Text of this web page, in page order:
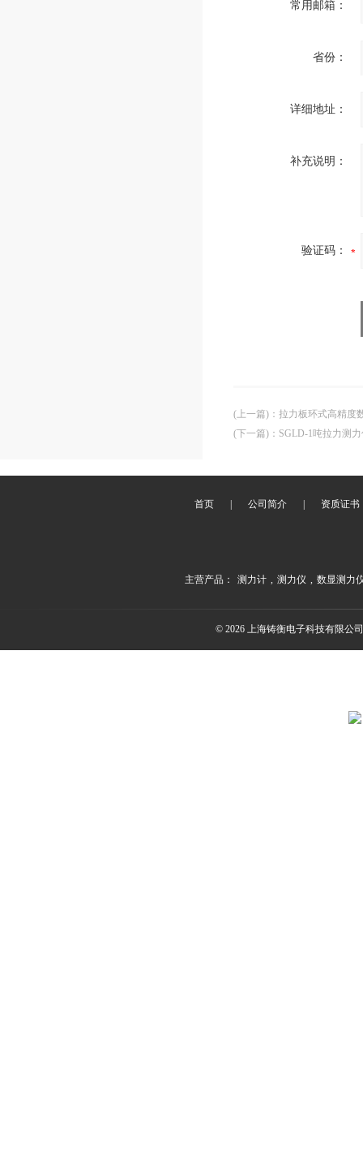
常用邮箱：
省份：
详细地址：
补充说明：
验证码：
(上一篇) ： 拉力板环式高精度
(下一篇) ： SGLD-1吨拉力测
首页 公司简介 资质证书
主营产品： 测力计 , 测力仪 , 数显测力
© 2026 上海铸衡电子科技有限公